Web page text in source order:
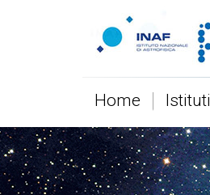
Home Istituti